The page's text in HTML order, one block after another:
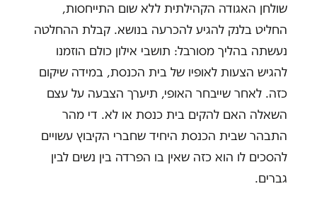
שולחן האגודה הקהילתית ללא שום התייחסות,
החליט בלנק להגיע להכרעה בנושא. קבלת ההחלטה
נעשתה בהליך מסורבל: תושבי אילון כולם הוזמנו
להגיש הצעות לאופיו של בית הכנסת, במידה שיקום
כזה. לאחר שייבחר האופי, תיערך הצבעה על עצם
השאלה האם להקים בית כנסת או לא. די מהר
התבהר שבית הכנסת היחיד שחברי הקיבוץ עשויים
להסכים לו הוא כזה שאין בו הפרדה בין נשים לבין
גברים.